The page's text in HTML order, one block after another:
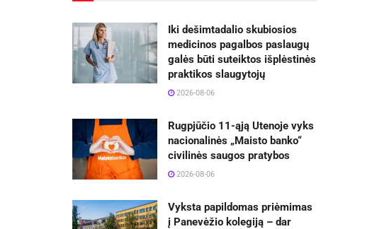
Iki dešimtadalio skubiosios
medicinos pagalbos paslaugų
galės būti suteiktos išplėstinės
praktikos slaugytojų
2026-08-06
Rugpjūčio 11-ąją Utenoje vyks
nacionalinės „Maisto banko“
civilinės saugos pratybos
2026-08-06
Vyksta papildomas priėmimas
į Panevėžio kolegiją – dar